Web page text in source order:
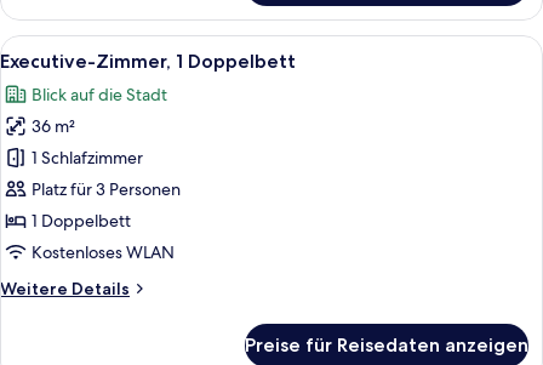
Zimmer,
2 Einzelbetten
Alle
Fotos
für
Executive-
Zimmer,
1
Doppelbett
anzeigen
Ein Hotelzimmer mit zwei Betten,
10
Executive-Zimmer, 1 Doppelbett
Blick auf die Stadt
36 m²
1 Schlafzimmer
Platz für 3 Personen
1 Doppelbett
Kostenloses WLAN
Weitere Details
Weitere
Preise für Reisedaten anzeigen